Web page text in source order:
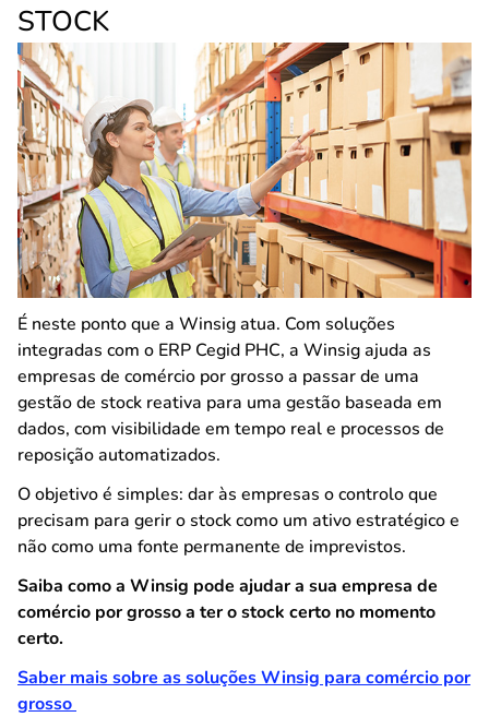
STOCK
É neste ponto que a Winsig atua. Com soluções
integradas com o ERP Cegid PHC, a Winsig ajuda as
empresas de comércio por grosso a passar de uma
gestão de stock reativa para uma gestão baseada em
dados, com visibilidade em tempo real e processos de
reposição automatizados.
O objetivo é simples: dar às empresas o controlo que
precisam para gerir o stock como um ativo estratégico e
não como uma fonte permanente de imprevistos.
Saiba como a Winsig pode ajudar a sua empresa de
comércio por grosso a ter o stock certo no momento
certo.
Saber mais sobre as soluções Winsig para comércio por
grosso